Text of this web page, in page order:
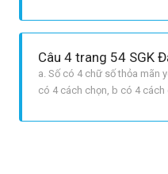
a. Số có 4 chữ số thỏa mãn
có 4 cách chọn, b có 4
chọn. b. Số thỏa yêu cầu